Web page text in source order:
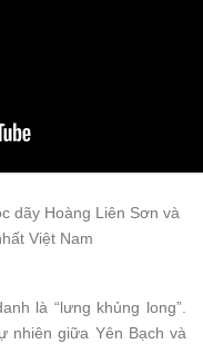
dãy Hoàng Liên Sơn và
Việt Nam
là “lưng khủng long”.
nhiên giữa Yên Bạch và